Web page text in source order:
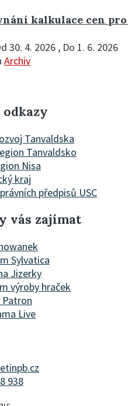
kalkulace cen pro
30. 4. 2026 , Do 1. 6. 2026
Archiv
Tanvaldska
Tanvaldsko
Nisa
kraj
předpisů USC
vás zajímat
Sylvatica
Jizerky
výroby hraček
Patron
Live
938